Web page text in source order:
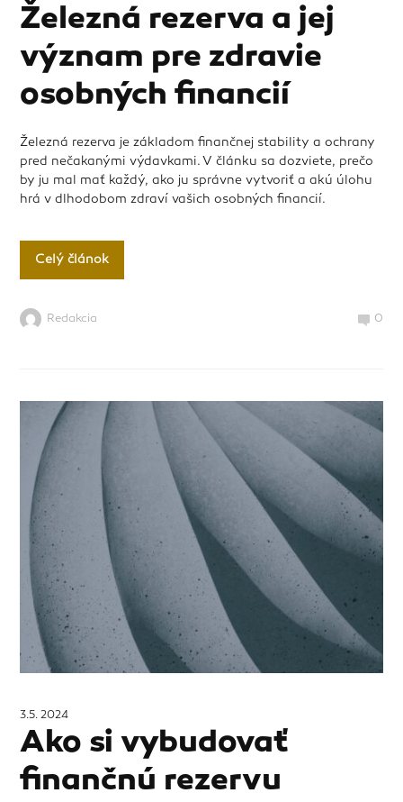
Železná rezerva a jej
význam pre zdravie
osobných financií
Železná rezerva je základom finančnej stability a ochrany
pred nečakanými výdavkami. V článku sa dozviete, prečo
by ju mal mať každý, ako ju správne vytvoriť a akú úlohu
hrá v dlhodobom zdraví vašich osobných financií.
Celý článok
Redakcia 0
3.5. 2024
Ako si vybudovať
finančnú rezervu